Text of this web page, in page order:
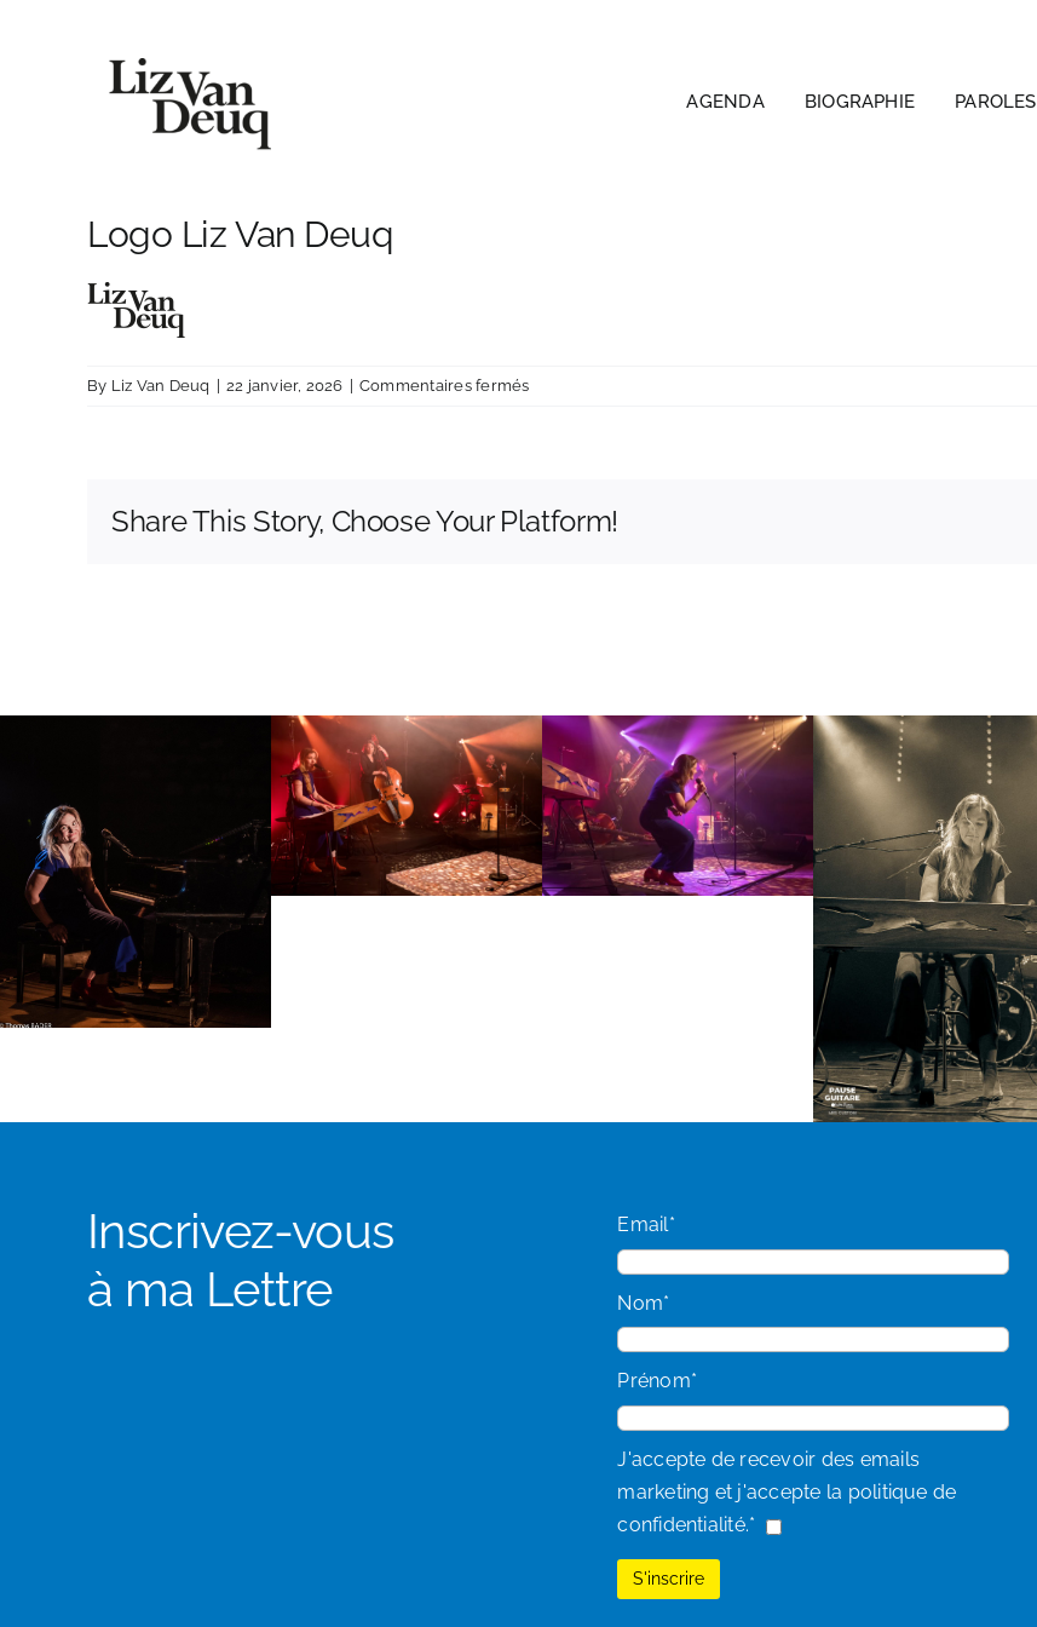
AGENDA BIOGRAPHIE PAROLES
Logo Liz Van Deuq
By Liz Van Deuq 22 janvier, 2026 Commentaires ferméssur
Share This Story, Choose Your Platform!
Inscrivez-vous
à ma Lettre
Email*
Nom*
Prénom*
J'accepte de recevoir des emails
marketing et j'accepte la politique de
confidentialité.*